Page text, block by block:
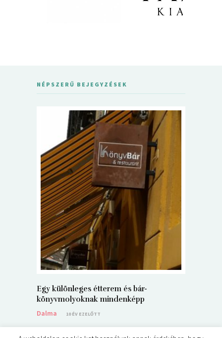
NÉPSZERŰ BEJEGYZÉSEK
Egy különleges étterem és bár-
könyvmolyoknak mindenképp
Dalma
10 ÉV EZELŐTT